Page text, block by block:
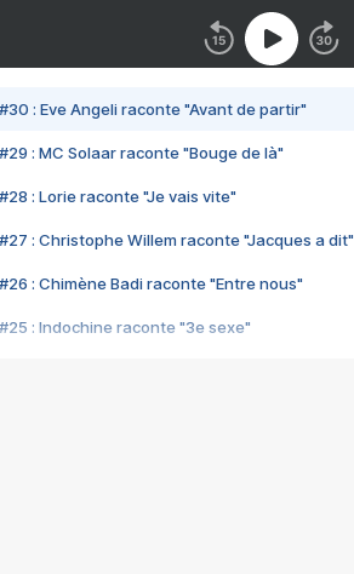
#30 : Eve Angeli raconte "Avant de partir"
#29 : MC Solaar raconte "Bouge de là"
#28 : Lorie raconte "Je vais vite"
#27 : Christophe Willem raconte "Jacques a dit"
#26 : Chimène Badi raconte "Entre nous"
#25 : Indochine raconte "3e sexe"